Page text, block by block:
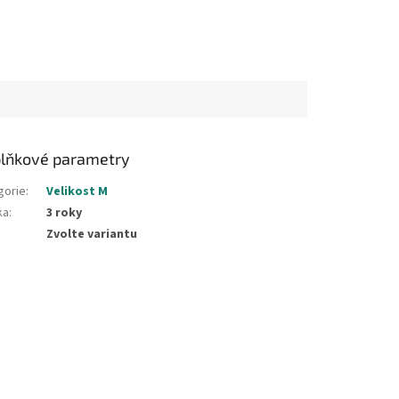
parametry
:
Velikost M
:
3 roky
Zvolte variantu